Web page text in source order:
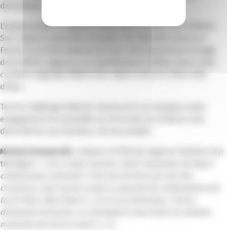
démarquer.
L’équipe projet a collaboré main dans la main avec Sixième
Son, l’agence pionnière et leader de l’identité sonore en
France et à l’international (on leur doit notamment le jingle
de la SNCF). L’agence a su parfaitement refléter dans cette
création originale l’ADN et les valeurs de la CCI Nice Côte
d’Azur.
Tout le challenge était de retranscrire en musique notre
engagement et proximité sur le terrain, la richesse et la
diversité de nos missions, de nos projets.
Mickael Boumendil
, créateur et PDG de l’agence Sixième Son
témoigne :
chaleureuse, avenante. C’est une écriture qui est très
circulaire, cela incarne aussi la capacité de collaboration de
la CCI Nice Côte d’Azur […]. Et la 3e dimension, c’est la
dimension humaine. Le contrepoint vocal dans la création
musicale est mis en avant. […] »